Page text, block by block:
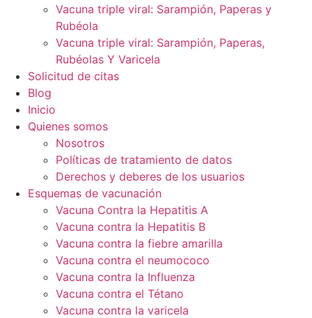
Vacuna triple viral: Sarampión, Paperas y
Rubéola
Vacuna triple viral: Sarampión, Paperas,
Rubéolas Y Varicela
Solicitud de citas
Blog
Inicio
Quienes somos
Nosotros
Políticas de tratamiento de datos
Derechos y deberes de los usuarios
Esquemas de vacunación
Vacuna Contra la Hepatitis A
Vacuna contra la Hepatitis B
Vacuna contra la fiebre amarilla
Vacuna contra el neumococo
Vacuna contra la Influenza
Vacuna contra el Tétano
Vacuna contra la varicela